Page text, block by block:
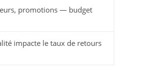
promotions — budget
impacte le taux de retours